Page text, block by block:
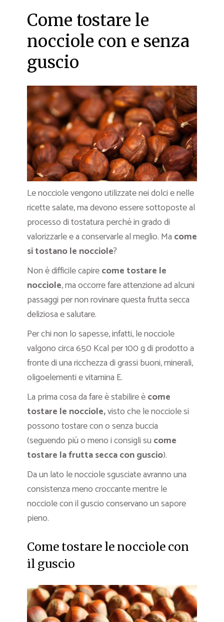
Come tostare le
nocciole con e senza
guscio
Le nocciole vengono utilizzate nei dolci e nelle
ricette salate, ma devono essere sottoposte al
processo di tostatura perché in grado di
valorizzarle e a conservarle al meglio. Ma come
si tostano le nocciole?
Non è difficile capirecome tostare le
nocciole, ma occorre fare attenzione ad alcuni
passaggi per non rovinare questa frutta secca
deliziosa e salutare.
Per chi non lo sapesse, infatti, le nocciole
valgono circa 650 Kcal per 100 g di prodotto a
fronte di una ricchezza di grassi buoni, minerali,
oligoelementi e vitamina E.
La prima cosa da fare è stabilire ècome
tostare le nocciole,visto che le nocciole si
possono tostare con o senza buccia
(seguendo più o meno i consigli su come
tostare la frutta secca con guscio).
Da un lato le nocciole sgusciate avranno una
consistenza meno croccante mentre le
nocciole con il guscio conservano un sapore
pieno.
Come tostare le nocciole con
il guscio